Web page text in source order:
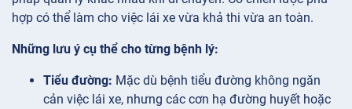
hợp có thể làm cho việc lái xe vừa khả thi vừa an toàn.
Những lưu ý cụ thể cho từng bệnh lý:
Tiểu đường: Mặc dù bệnh tiểu đường không ngăn
cản việc lái xe, nhưng các cơn hạ đường huyết hoặc